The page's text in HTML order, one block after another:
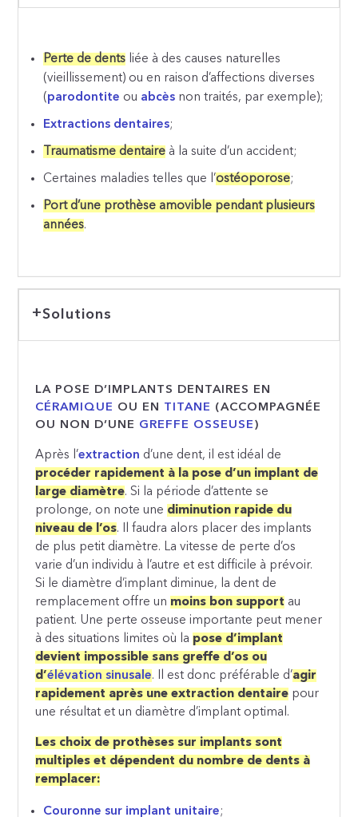
Perte de dents liée à des causes naturelles
(vieillissement) ou en raison d’affections diverses
(parodontite ou abcès non traités, par exemple);
Extractions dentaires;
Traumatisme dentaire à la suite d’un accident;
Certaines maladies telles que l’ostéoporose;
Port d’une prothèse amovible pendant plusieurs
années.
Solutions
LA POSE D’IMPLANTS DENTAIRES EN
CÉRAMIQUE OU EN TITANE (ACCOMPAGNÉE
OU NON D’UNE GREFFE OSSEUSE )
Après l’extraction d’une dent, il est idéal de
procéder rapidement à la pose d’un implant de
large diamètre. Si la période d’attente se
prolonge, on note une diminution rapide du
niveau de l’os. Il faudra alors placer des implants
de plus petit diamètre. La vitesse de perte d’os
varie d’un individu à l’autre et est difficile à prévoir.
Si le diamètre d’implant diminue, la dent de
remplacement offre un moins bon support au
patient. Une perte osseuse importante peut mener
à des situations limites où la pose d’implant
devient impossible sans greffe d’os ou
d’élévation sinusale. Il est donc préférable d’agir
rapidement après une extraction dentaire pour
une résultat et un diamètre d’implant optimal.
Les choix de prothèses sur implants sont
multiples et dépendent du nombre de dents à
remplacer:
Couronne sur implant unitaire;